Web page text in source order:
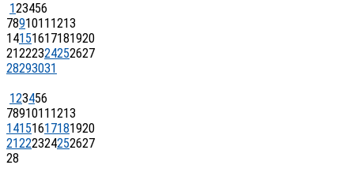
123456
7891011 1213
14151617181920
21222324252627
28293031
123456
7891011 1213
14151617181920
21222324252627
28